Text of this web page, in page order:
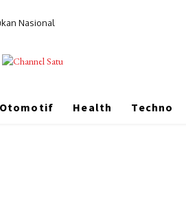
Nasional
Otomotif Health Techno